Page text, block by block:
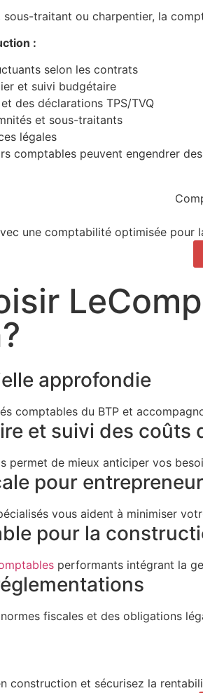
sous-traitant ou charpentier, la
:
selon les contrats
et suivi budgétaire
des déclarations TPS/TVQ
et sous-traitants
légales
comptables peuvent engendrer
une comptabilité optimisée pour
approfondie
comptables du BTP et
et suivi des coûts
permet de mieux anticiper vos
pour
vous aident à minimiser
pour la
performants intégrant la
fiscales et des obligations
construction et sécurisez la